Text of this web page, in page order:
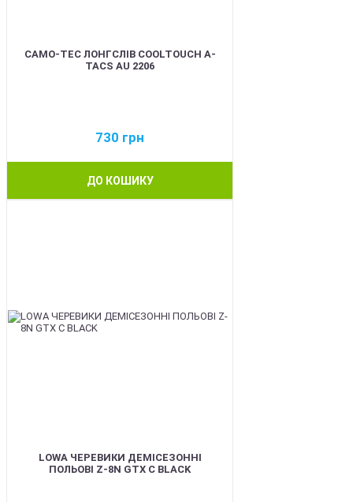
CAMO-TEC ЛОНГСЛІВ COOLTOUCH A-
TACS AU 2206
730 грн
ДО КОШИКУ
LOWA ЧЕРЕВИКИ ДЕМІСЕЗОННІ
ПОЛЬОВІ Z-8N GTX C BLACK